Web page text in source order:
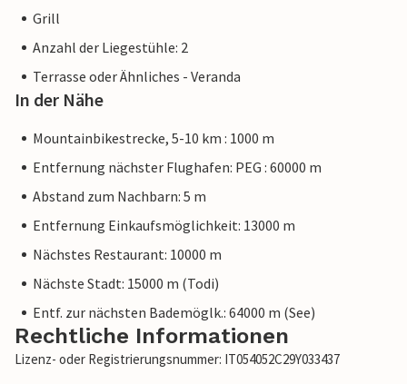
Grill
Anzahl der Liegestühle: 2
Terrasse oder Ähnliches - Veranda
In der Nähe
Mountainbikestrecke, 5-10 km : 1000 m
Entfernung nächster Flughafen: PEG : 60000 m
Abstand zum Nachbarn: 5 m
Entfernung Einkaufsmöglichkeit: 13000 m
Nächstes Restaurant: 10000 m
Nächste Stadt: 15000 m (Todi)
Entf. zur nächsten Bademöglk.: 64000 m (See)
Rechtliche Informationen
Lizenz- oder Registrierungsnummer: IT054052C29Y033437